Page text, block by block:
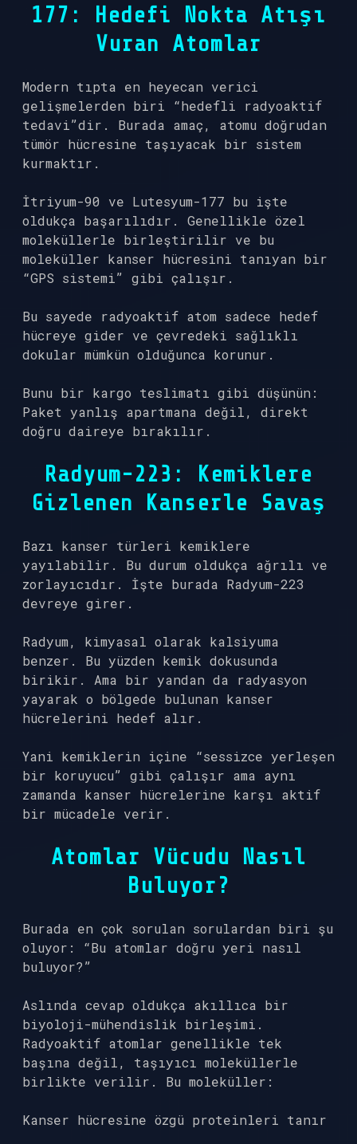
177: Hedefi Nokta Atışı
Vuran Atomlar
Modern tıpta en heyecan verici
gelişmelerden biri “hedefli radyoaktif
tedavi”dir. Burada amaç, atomu doğrudan
tümör hücresine taşıyacak bir sistem
kurmaktır.
İtriyum-90 ve Lutesyum-177 bu işte
oldukça başarılıdır. Genellikle özel
moleküllerle birleştirilir ve bu
moleküller kanser hücresini tanıyan bir
“GPS sistemi” gibi çalışır.
Bu sayede radyoaktif atom sadece hedef
hücreye gider ve çevredeki sağlıklı
dokular mümkün olduğunca korunur.
Bunu bir kargo teslimatı gibi düşünün:
Paket yanlış apartmana değil, direkt
doğru daireye bırakılır.
Radyum-223: Kemiklere
Gizlenen Kanserle Savaş
Bazı kanser türleri kemiklere
yayılabilir. Bu durum oldukça ağrılı ve
zorlayıcıdır. İşte burada Radyum-223
devreye girer.
Radyum, kimyasal olarak kalsiyuma
benzer. Bu yüzden kemik dokusunda
birikir. Ama bir yandan da radyasyon
yayarak o bölgede bulunan kanser
hücrelerini hedef alır.
Yani kemiklerin içine “sessizce yerleşen
bir koruyucu” gibi çalışır ama aynı
zamanda kanser hücrelerine karşı aktif
bir mücadele verir.
Atomlar Vücudu Nasıl
Buluyor?
Burada en çok sorulan sorulardan biri şu
oluyor: “Bu atomlar doğru yeri nasıl
buluyor?”
Aslında cevap oldukça akıllıca bir
biyoloji-mühendislik birleşimi.
Radyoaktif atomlar genellikle tek
başına değil, taşıyıcı moleküllerle
birlikte verilir. Bu moleküller:
Kanser hücresine özgü proteinleri tanır